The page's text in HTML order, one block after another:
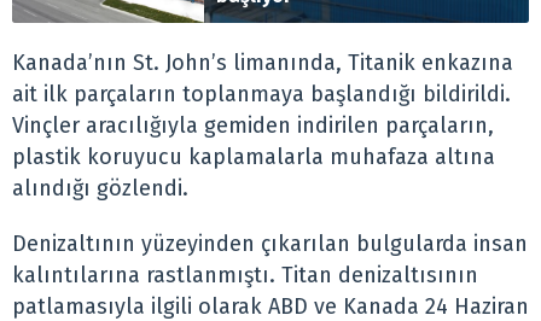
Kanada’nın St. John’s limanında, Titanik enkazına
ait ilk parçaların toplanmaya başlandığı bildirildi.
Vinçler aracılığıyla gemiden indirilen parçaların,
plastik koruyucu kaplamalarla muhafaza altına
alındığı gözlendi.
Denizaltının yüzeyinden çıkarılan bulgularda insan
kalıntılarına rastlanmıştı. Titan denizaltısının
patlamasıyla ilgili olarak ABD ve Kanada 24 Haziran